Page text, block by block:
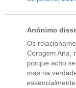
Anónimo
Os
Coragem Ana,
porque acho
mas na